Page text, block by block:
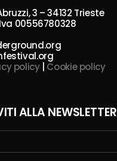
3 – 34132 Trieste
00556780328
policy| Cookie policy
ALLA NEWSLETTER